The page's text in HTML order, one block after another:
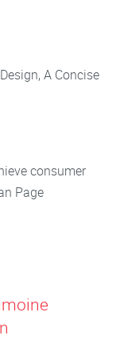
sémiotique sur
marketing
A Concise
consumer
Page